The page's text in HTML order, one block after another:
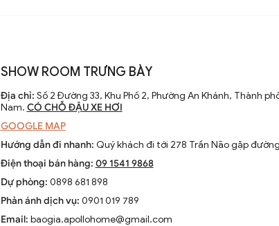
SHOW ROOM TRƯNG BÀY
Địa chỉ: Số 2 Đường 33, Khu Phố 2, Phường An Khánh, Thành
Nam. CÓ CHỖ ĐẬU XE HƠI
GOOGLE MAP
Hướng dẫn đi nhanh: Quý khách đi tới 278 Trần Não gặp
Điện thoại bán hàng: 09 1541 9868
Dự phòng: 0898 681 898
Phản ánh dịch vụ: 0901 019 789
Email: baogia.apollohome@gmail.com